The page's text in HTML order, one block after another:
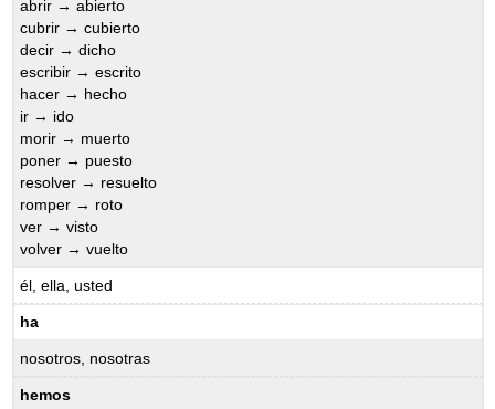
abrir → abierto
cubrir → cubierto
decir → dicho
escribir → escrito
hacer → hecho
ir → ido
morir → muerto
poner → puesto
resolver → resuelto
romper → roto
ver → visto
volver → vuelto
él, ella, usted
ha
nosotros, nosotras
hemos